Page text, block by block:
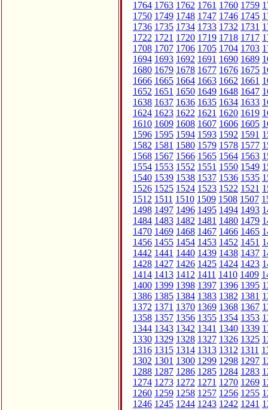
1764 1763 1762 1761 1760 1759
1750 1749 1748 1747 1746 1745
1736 1735 1734 1733 1732 1731
1722 1721 1720 1719 1718 1717
1708 1707 1706 1705 1704 1703
1694 1693 1692 1691 1690 1689
1680 1679 1678 1677 1676 1675
1666 1665 1664 1663 1662 1661
1652 1651 1650 1649 1648 1647
1638 1637 1636 1635 1634 1633
1624 1623 1622 1621 1620 1619
1610 1609 1608 1607 1606 1605
1596 1595 1594 1593 1592 1591
1582 1581 1580 1579 1578 1577
1568 1567 1566 1565 1564 1563
1554 1553 1552 1551 1550 1549
1540 1539 1538 1537 1536 1535
1526 1525 1524 1523 1522 1521
1512 1511 1510 1509 1508 1507
1498 1497 1496 1495 1494 1493
1484 1483 1482 1481 1480 1479
1470 1469 1468 1467 1466 1465
1456 1455 1454 1453 1452 1451
1442 1441 1440 1439 1438 1437
1428 1427 1426 1425 1424 1423
1414 1413 1412 1411 1410 1409
1400 1399 1398 1397 1396 1395
1386 1385 1384 1383 1382 1381
1372 1371 1370 1369 1368 1367
1358 1357 1356 1355 1354 1353
1344 1343 1342 1341 1340 1339
1330 1329 1328 1327 1326 1325
1316 1315 1314 1313 1312 1311
1302 1301 1300 1299 1298 1297
1288 1287 1286 1285 1284 1283
1274 1273 1272 1271 1270 1269
1260 1259 1258 1257 1256 1255
1246 1245 1244 1243 1242 1241